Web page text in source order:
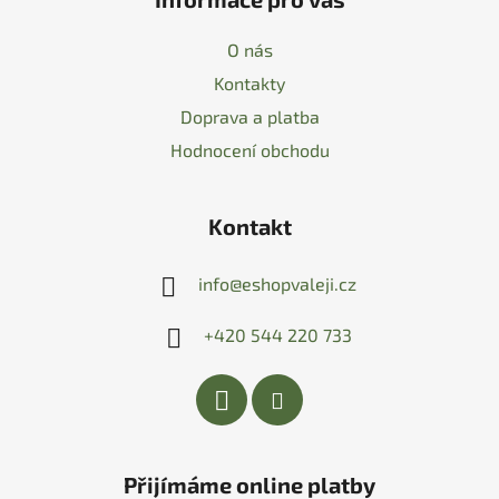
O nás
Kontakty
Doprava a platba
Hodnocení obchodu
Kontakt
info@eshopvaleji.cz
+420 544 220 733
Přijímáme online platby